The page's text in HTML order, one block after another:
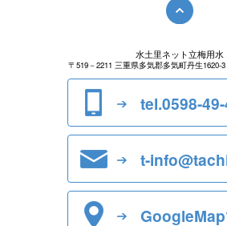
水土里ネット立梅用水
〒519－2211 三重県多気郡多気町丹生1620-3
tel.0598-
t-